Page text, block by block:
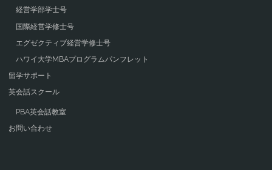
経営学部学士号
国際経営学修士号
エグゼクティブ経営学修士号
ハワイ大学MBAプログラムパンフレット
留学サポート
英会話スクール
PBA英会話教室
お問い合わせ